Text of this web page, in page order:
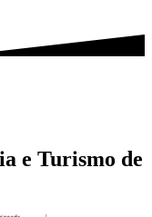
e Turismo de